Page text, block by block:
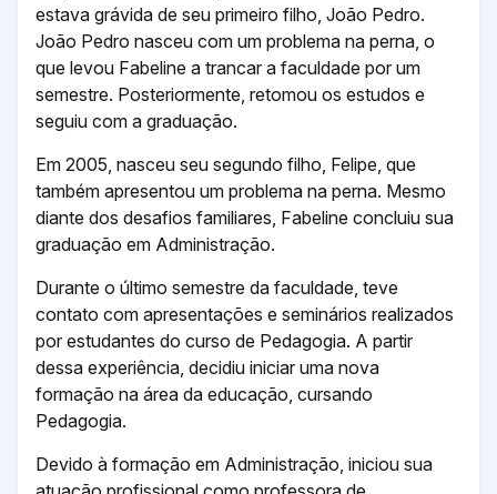
estava grávida de seu primeiro filho, João Pedro.
João Pedro nasceu com um problema na perna, o
que levou Fabeline a trancar a faculdade por um
semestre. Posteriormente, retomou os estudos e
seguiu com a graduação.
Em 2005, nasceu seu segundo filho, Felipe, que
também apresentou um problema na perna. Mesmo
diante dos desafios familiares, Fabeline concluiu sua
graduação em Administração.
Durante o último semestre da faculdade, teve
contato com apresentações e seminários realizados
por estudantes do curso de Pedagogia. A partir
dessa experiência, decidiu iniciar uma nova
formação na área da educação, cursando
Pedagogia.
Devido à formação em Administração, iniciou sua